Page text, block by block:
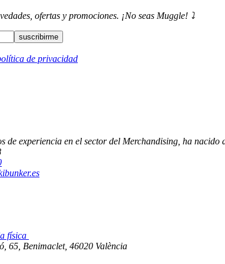
ofertas y promociones. ¡No seas Muggle! ⤵️
de privacidad
de experiencia en el sector del Merchandising, ha
física
65, Benimaclet, 46020 València